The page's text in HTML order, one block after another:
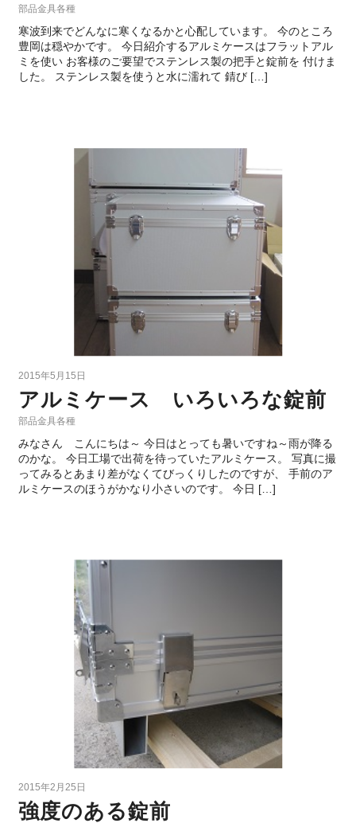
部品金具各種
寒波到来でどんなに寒くなるかと心配しています。 今のところ
豊岡は穏やかです。 今日紹介するアルミケースはフラットアル
ミを使い お客様のご要望でステンレス製の把手と錠前を 付けま
した。 ステンレス製を使うと水に濡れて 錆び […]
2015年5月15日
アルミケース いろいろな錠前
部品金具各種
みなさん こんにちは～ 今日はとっても暑いですね～雨が降る
のかな。 今日工場で出荷を待っていたアルミケース。 写真に撮
ってみるとあまり差がなくてびっくりしたのですが、 手前のア
ルミケースのほうがかなり小さいのです。 今日 […]
2015年2月25日
強度のある錠前